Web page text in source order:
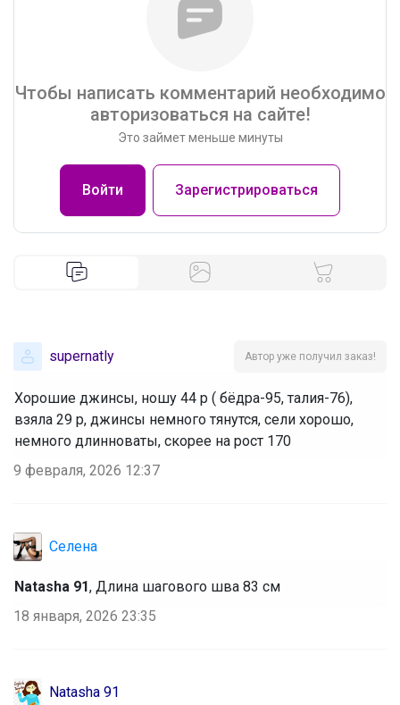
Чтобы написать комментарий необходимо
авторизоваться на сайте!
Это займет меньше минуты
Войти Зарегистрироваться
supernatly Автор уже получил заказ!
Хорошие джинсы, ношу 44 р ( бёдра-95, талия-76),
взяла 29 р, джинсы немного тянутся, сели хорошо,
немного длинноваты, скорее на рост 170
9 февраля, 2026 12:37
Селена
Natasha 91, Длина шагового шва 83 см
18 января, 2026 23:35
Natasha 91